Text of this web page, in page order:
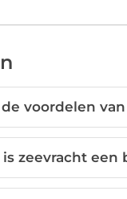
voordelen
zeevracht